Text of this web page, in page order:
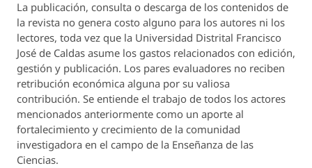
La publicación, consulta o descarga de los contenidos de
la revista no genera costo alguno para los autores ni los
lectores, toda vez que la Universidad Distrital Francisco
José de Caldas asume los gastos relacionados con edición,
gestión y publicación. Los pares evaluadores no reciben
retribución económica alguna por su valiosa
contribución. Se entiende el trabajo de todos los actores
mencionados anteriormente como un aporte al
fortalecimiento y crecimiento de la comunidad
investigadora en el campo de la Enseñanza de las
Ciencias.